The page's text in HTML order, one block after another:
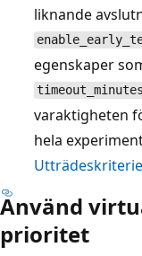
liknande
egenskaper
timeout_minutes
varaktigheten
hela
Använd
prioritet